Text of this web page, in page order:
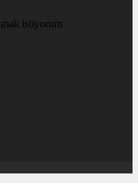
istiyorum